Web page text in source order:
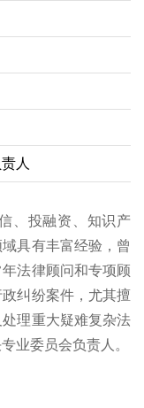
人
、投融资、知识产
具有丰富经验，曾
法律顾问和专项顾
纠纷案件，尤其擅
理重大疑难复杂法
业委员会负责人。